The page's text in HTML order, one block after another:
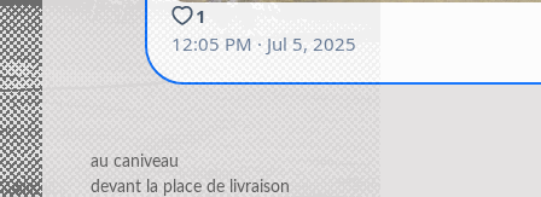
au caniveau
devant la place de livraison